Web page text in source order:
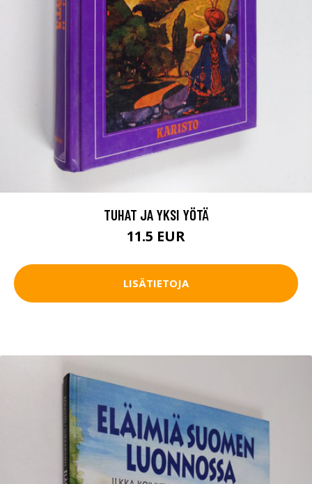
TUHAT JA YKSI YÖTÄ
11.5 EUR
LISÄTIETOJA